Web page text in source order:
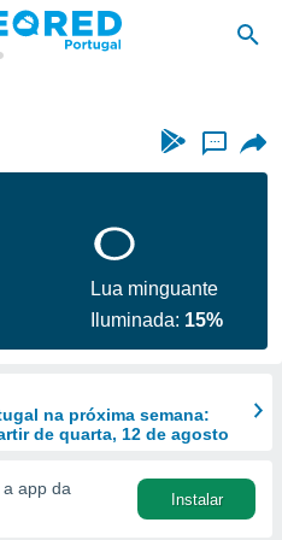
...
Lua minguante
Iluminada: 15%
na próxima semana:
de quarta, 12 de agosto
a app da
Instalar